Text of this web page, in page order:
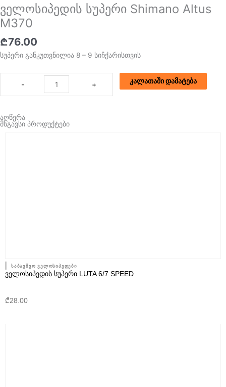
ველოსიპედის სუპერი Shimano Altus
M370
₾76.00
სუპერი განკუთვნილია 8 – 9 სიჩქარისთვის
-
რაოდენობა:
ველოსიპედის
Altus
+ კალათაში დამატება
აღწერა
მსგავსი პროდუქტები
საბავშვო ველოსიპედები
ᲕᲔᲚᲝᲡᲘᲞᲔᲓᲘᲡ ᲡᲣᲞᲔᲠᲘ LUTA 6/7 SPEED
₾28.00